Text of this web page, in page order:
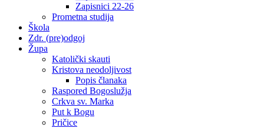
Zapisnici 22-26
Prometna studija
Škola
Zdr. (pre)odgoj
Župa
Katolički skauti
Kristova neodoljivost
Popis članaka
Raspored Bogoslužja
Crkva sv. Marka
Put k Bogu
Pričice